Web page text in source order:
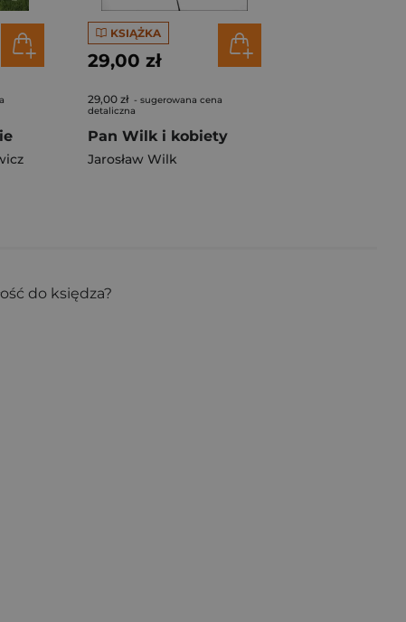
KSIĄŻKA
29,00 zł
29,00 zł - sugerowana cena
detaliczna
Pan Wilk i kobiety
Jarosław Wilk
do księdza?